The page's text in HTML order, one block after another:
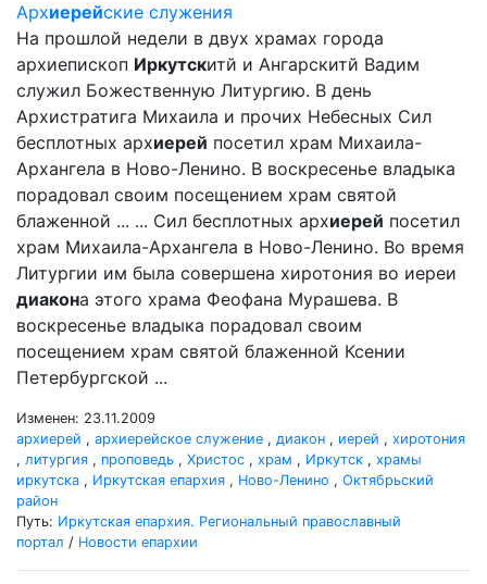
Архиерейские служения
На прошлой недели в двух храмах города
архиепископ Иркутскитй и Ангарскитй Вадим
служил Божественную Литургию. В день
Архистратига Михаила и прочих Небесных Сил
бесплотных архиерей посетил храм Михаила-
Архангела в Ново-Ленино. В воскресенье владыка
порадовал своим посещением храм святой
блаженной ... ... Сил бесплотных архиерей посетил
храм Михаила-Архангела в Ново-Ленино. Во время
Литургии им была совершена хиротония во иереи
диакона этого храма Феофана Мурашева. В
воскресенье владыка порадовал своим
посещением храм святой блаженной Ксении
Петербургской ...
Изменен: 23.11.2009
архиерей , архиерейское служение , диакон , иерей , хиротония
, литургия , проповедь , Христос , храм , Иркутск , храмы
иркутска , Иркутская епархия , Ново-Ленино , Октябрьский
район
Путь: Иркутская епархия. Региональный православный
портал / Новости епархии